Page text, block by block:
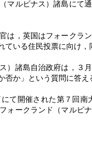
マルビナス）諸島に
は，英国はフォーク
ている住民投票に向け
）諸島自治政府は，
否か」という質問に答え
て開催された第７回
ォークランド（マルビ